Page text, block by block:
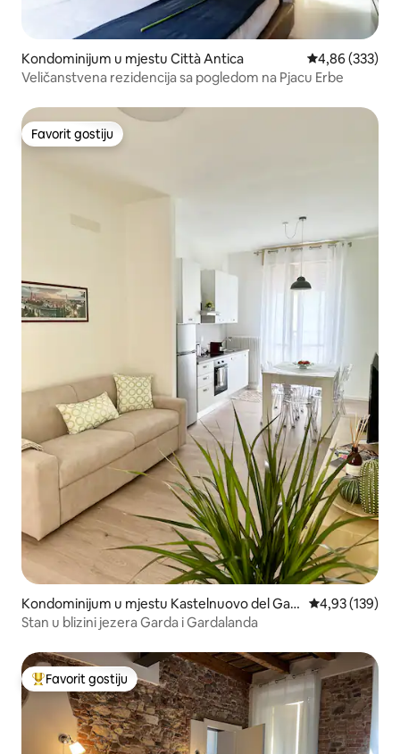
Kondominijum u mjestu Città Antica prosječna
4,86 (333)
Veličanstvena rezidencija sa pogledom na Pjacu Erbe
Favorit gostiju
Favorit gostiju
Kondominijum u mjestu Kastelnuovo del Gar
da
prosječna
4,93 (139)
Stan u blizini jezera Garda i Gardalanda
Glavni favorit gostiju
Favorit gostiju